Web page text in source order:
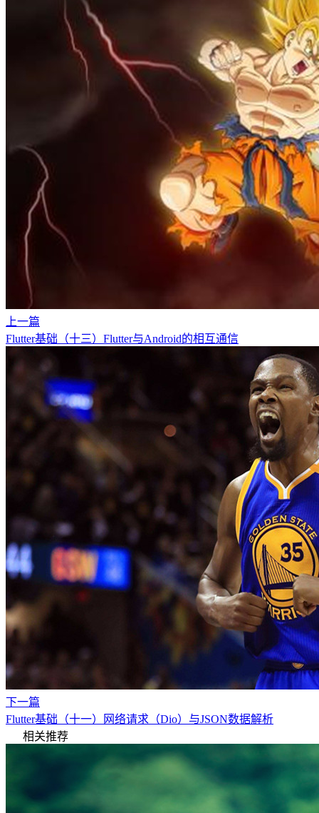
上一篇
Flutter基础（十三）Flutter与Android的相互通信
下一篇
Flutter基础（十一）网络请求（Dio）与JSON数据解析
相关推荐